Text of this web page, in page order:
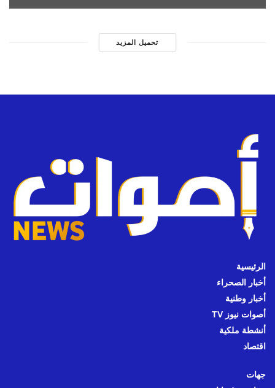
تحميل المزيد
الرئيسية
أخبار الصحراء
أخبار وطنية
أصوات نيوز TV
أنشطة ملكية
اقتصاد
جهات